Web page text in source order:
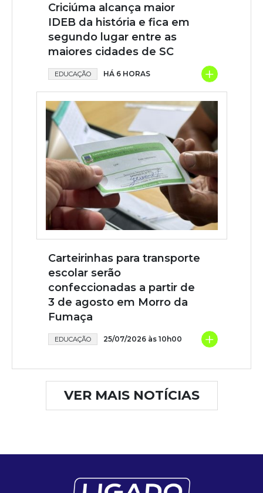
Criciúma alcança maior
IDEB da história e fica em
segundo lugar entre as
maiores cidades de SC
EDUCAÇÃO HÁ 6 HORAS +
Carteirinhas para transporte
escolar serão
confeccionadas a partir de
3 de agosto em Morro da
Fumaça
EDUCAÇÃO 25/07/2026 às 10h00 +
VER MAIS NOTÍCIAS